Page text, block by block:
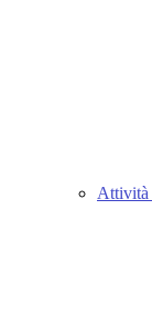
Attività